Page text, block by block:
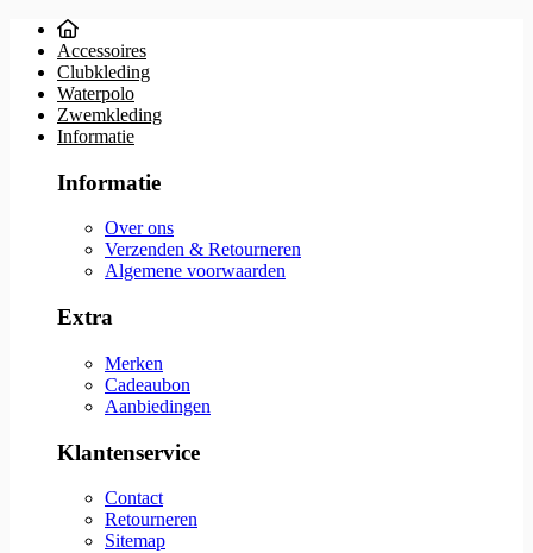
Accessoires
Clubkleding
Waterpolo
Zwemkleding
Informatie
Informatie
Over ons
Verzenden & Retourneren
Algemene voorwaarden
Extra
Merken
Cadeaubon
Aanbiedingen
Klantenservice
Contact
Retourneren
Sitemap